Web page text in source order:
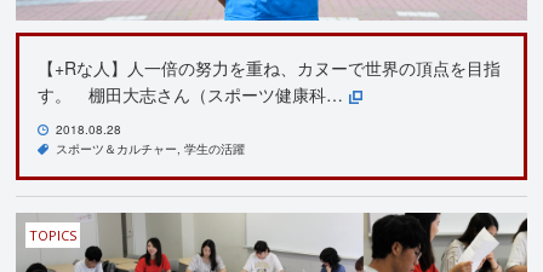
【+Rな人】人一倍の努力を重ね、カヌーで世界の頂点を目指
す。 棚田大志さん（スポーツ健康科…
2018.08.28
スポーツ＆カルチャー 学生の活躍
TOPICS